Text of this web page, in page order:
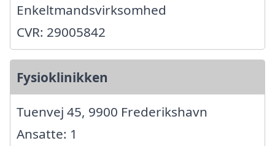
Enkeltmandsvirksomhed
CVR: 29005842
Fysioklinikken
Tuenvej 45, 9900 Frederikshavn
Ansatte: 1